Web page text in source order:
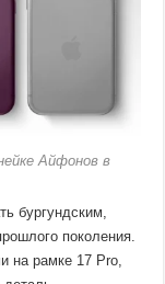
Айфонов в
бургундским,
поколения.
на рамке 17 Pro,